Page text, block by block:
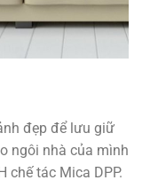
đẹp để lưu giữ
ngôi nhà của mình
chế tác Mica DPP.